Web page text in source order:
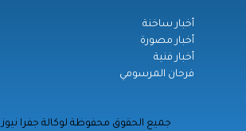
أخبار ساخنة
أخبار مصورة
أخبار فنية
فرحان المرسومي
© جميع الحقوق محفوظة لوكالة جفرا نيوز 2024